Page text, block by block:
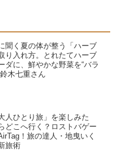
聞く夏の体が整う「ハーブ
り入れ方。とれたてハーブ
ダに、鮮やかな野菜を“バラ
木七重さん
人ひとり旅」を楽しみた
どこへ行く？ロストバゲー
！旅の達人・地曳いく
旅術